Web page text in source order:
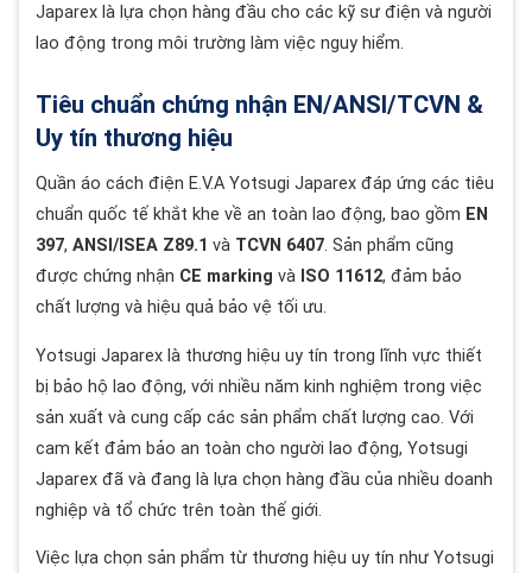
Japarex là lựa chọn hàng đầu cho các kỹ sư điện và người
lao động trong môi trường làm việc nguy hiểm.
Tiêu chuẩn chứng nhận EN/ANSI/TCVN &
Uy tín thương hiệu
Quần áo cách điện E.V.A Yotsugi Japarex đáp ứng các tiêu
chuẩn quốc tế khắt khe về an toàn lao động, bao gồm EN
397, ANSI/ISEA Z89.1 và TCVN 6407. Sản phẩm cũng
được chứng nhận CE marking và ISO 11612, đảm bảo
chất lượng và hiệu quả bảo vệ tối ưu.
Yotsugi Japarex là thương hiệu uy tín trong lĩnh vực thiết
bị bảo hộ lao động, với nhiều năm kinh nghiệm trong việc
sản xuất và cung cấp các sản phẩm chất lượng cao. Với
cam kết đảm bảo an toàn cho người lao động, Yotsugi
Japarex đã và đang là lựa chọn hàng đầu của nhiều doanh
nghiệp và tổ chức trên toàn thế giới.
Việc lựa chọn sản phẩm từ thương hiệu uy tín như Yotsugi